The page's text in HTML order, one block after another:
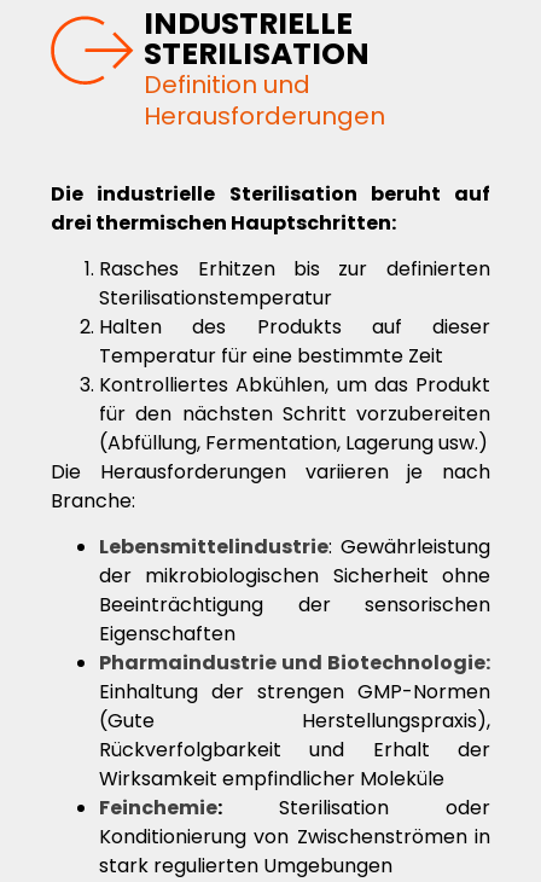
INDUSTRIELLE
STERILISATION
Definition und
Herausforderungen
Die industrielle Sterilisation beruht auf
drei thermischen Hauptschritten:
Rasches Erhitzen bis zur definierten
Sterilisationstemperatur
Halten des Produkts auf dieser
Temperatur für eine bestimmte Zeit
Kontrolliertes Abkühlen, um das Produkt
für den nächsten Schritt vorzubereiten
(Abfüllung, Fermentation, Lagerung usw.)
Die Herausforderungen variieren je nach
Branche:
Lebensmittelindustrie: Gewährleistung
der mikrobiologischen Sicherheit ohne
Beeinträchtigung der sensorischen
Eigenschaften
Pharmaindustrie und Biotechnologie:
Einhaltung der strengen GMP-Normen
(Gute Herstellungspraxis),
Rückverfolgbarkeit und Erhalt der
Wirksamkeit empfindlicher Moleküle
Feinchemie: Sterilisation oder
Konditionierung von Zwischenströmen in
stark regulierten Umgebungen